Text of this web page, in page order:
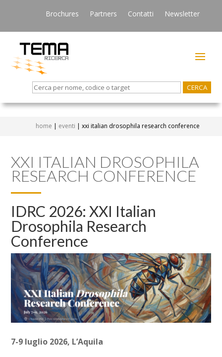
Brochures Partners Contatti Newsletter
Search
for:
home | eventi |xxi italian drosophila research conference
XXI ITALIAN DROSOPHILA
RESEARCH CONFERENCE
IDRC 2026: XXI Italian
Drosophila Research
Conference
7-9 luglio 2026, L’Aquila